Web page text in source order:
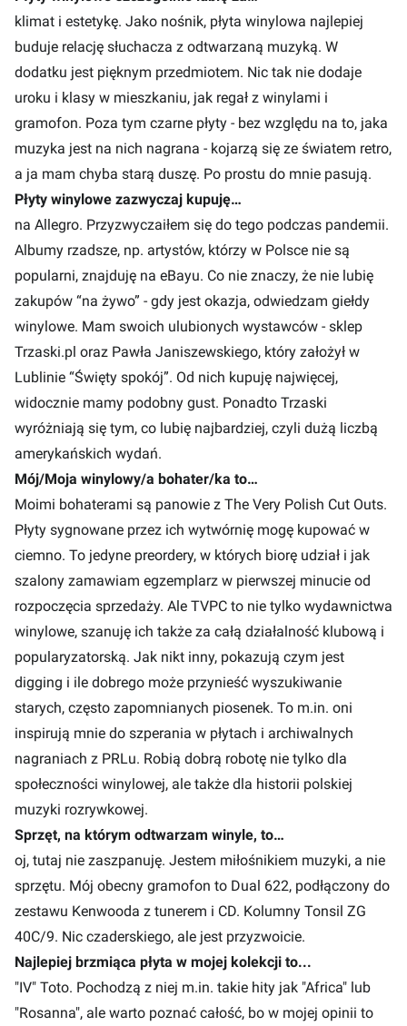
klimat i estetykę. Jako nośnik, płyta winylowa najlepiej
buduje relację słuchacza z odtwarzaną muzyką. W
dodatku jest pięknym przedmiotem. Nic tak nie dodaje
uroku i klasy w mieszkaniu, jak regał z winylami i
gramofon. Poza tym czarne płyty - bez względu na to, jaka
muzyka jest na nich nagrana - kojarzą się ze światem retro,
a ja mam chyba starą duszę. Po prostu do mnie pasują.
Płyty winylowe zazwyczaj kupuję…
na Allegro. Przyzwyczaiłem się do tego podczas pandemii.
Albumy rzadsze, np. artystów, którzy w Polsce nie są
popularni, znajduję na eBayu. Co nie znaczy, że nie lubię
zakupów “na żywo” - gdy jest okazja, odwiedzam giełdy
winylowe. Mam swoich ulubionych wystawców - sklep
Trzaski.pl oraz Pawła Janiszewskiego, który założył w
Lublinie “Święty spokój”. Od nich kupuję najwięcej,
widocznie mamy podobny gust. Ponadto Trzaski
wyróżniają się tym, co lubię najbardziej, czyli dużą liczbą
amerykańskich wydań.
Mój/Moja winylowy/a bohater/ka to…
Moimi bohaterami są panowie z The Very Polish Cut Outs.
Płyty sygnowane przez ich wytwórnię mogę kupować w
ciemno. To jedyne preordery, w których biorę udział i jak
szalony zamawiam egzemplarz w pierwszej minucie od
rozpoczęcia sprzedaży. Ale TVPC to nie tylko wydawnictwa
winylowe, szanuję ich także za całą działalność klubową i
popularyzatorską. Jak nikt inny, pokazują czym jest
digging i ile dobrego może przynieść wyszukiwanie
starych, często zapomnianych piosenek. To m.in. oni
inspirują mnie do szperania w płytach i archiwalnych
nagraniach z PRLu. Robią dobrą robotę nie tylko dla
społeczności winylowej, ale także dla historii polskiej
muzyki rozrywkowej.
Sprzęt, na którym odtwarzam winyle, to…
oj, tutaj nie zaszpanuję. Jestem miłośnikiem muzyki, a nie
sprzętu. Mój obecny gramofon to Dual 622, podłączony do
zestawu Kenwooda z tunerem i CD. Kolumny Tonsil ZG
40C/9. Nic czaderskiego, ale jest przyzwoicie.
Najlepiej brzmiąca płyta w mojej kolekcji to...
"IV" Toto. Pochodzą z niej m.in. takie hity jak "Africa" lub
"Rosanna", ale warto poznać całość, bo w mojej opinii to